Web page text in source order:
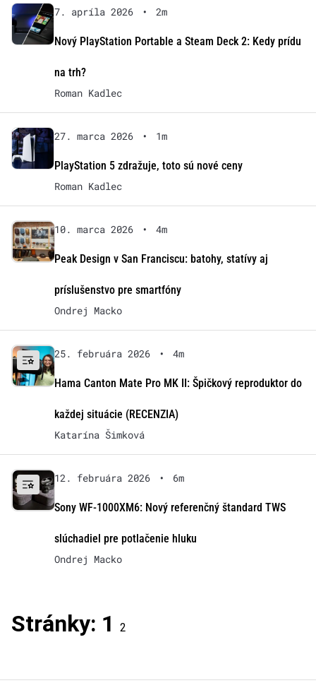
7. apríla 2026 • 2m
Nový PlayStation Portable a Steam Deck 2: Kedy prídu
na trh?
Roman Kadlec
27. marca 2026 • 1m
PlayStation 5 zdražuje, toto sú nové ceny
Roman Kadlec
10. marca 2026 • 4m
Peak Design v San Franciscu: batohy, statívy aj
príslušenstvo pre smartfóny
Ondrej Macko
25. februára 2026 • 4m
Hama Canton Mate Pro MK II: Špičkový reproduktor do
každej situácie (RECENZIA)
Katarína Šimková
12. februára 2026 • 6m
Sony WF-1000XM6: Nový referenčný štandard TWS
slúchadiel pre potlačenie hluku
Ondrej Macko
Stránky: 1 2